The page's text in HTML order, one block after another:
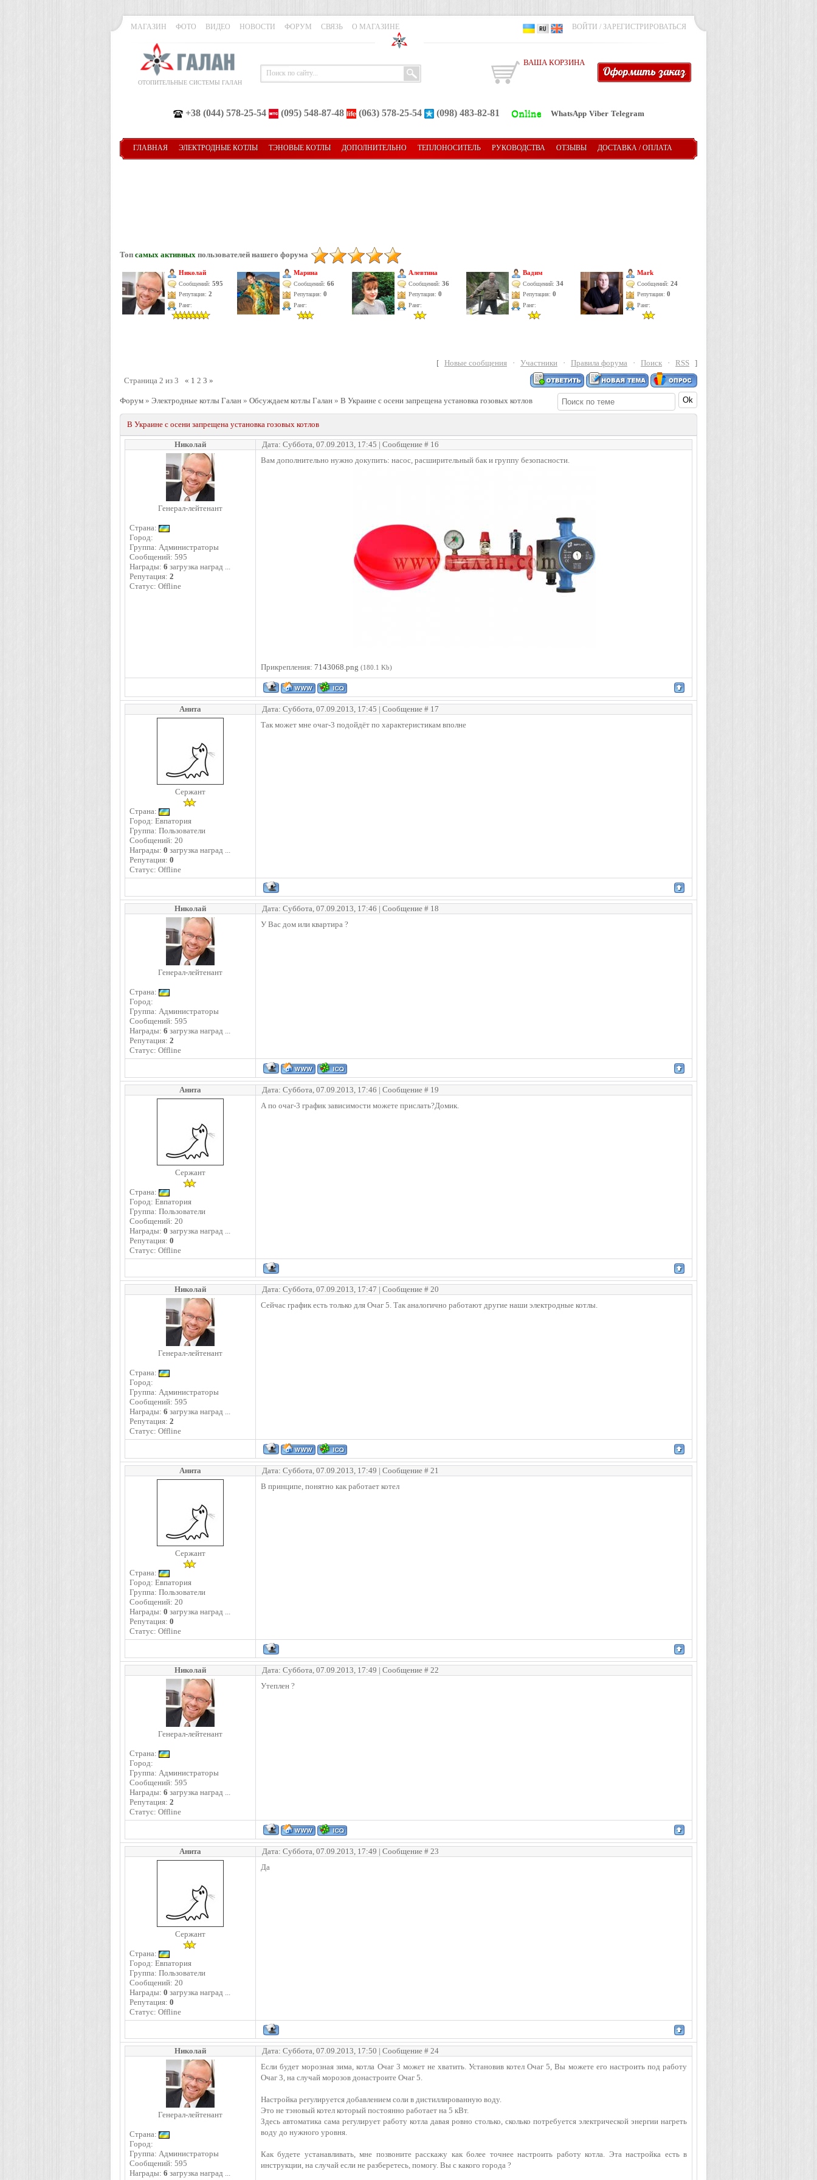
МАГАЗИН ФОТО ВИДЕО НОВОСТИ ФОРУМ СВЯЗЬ О МАГАЗИНЕ ВОЙТИ / ЗАРЕГИСТРИРОВАТЬСЯ
ОТОПИТЕЛЬНЫЕ СИСТЕМЫ ГАЛАН
Оформить заказ
ВАША КОРЗИНА
+38 (044) 578-25-54 (095) 548-87-48 (063) 578-25-54 (098) 483-82-81 WhatsApp Viber Telegram
ГЛАВНАЯ ЭЛЕКТРОДНЫЕ КОТЛЫ ТЭНОВЫЕ КОТЛЫ ДОПОЛНИТЕЛЬНО ТЕПЛОНОСИТЕЛЬ РУКОВОДСТВА ОТЗЫВЫ ДОСТАВКА / ОПЛАТА
Топ самых активных пользователей нашего форума
Николай
Сообщений: 595
Репутация: 2
Ранг:
Марина
Сообщений: 66
Репутация: 0
Ранг:
Алевтина
Сообщений: 36
Репутация: 0
Ранг:
Вадим
Сообщений: 34
Репутация: 0
Ранг:
Mark
Сообщений: 24
Репутация: 0
Ранг:
[ Новые сообщения · Участники · Правила форума · Поиск · RSS ]
Страница 2 из 3 « 1 2 3 »
Форум » Электродные котлы Галан » Обсуждаем котлы Галан » В Украине с осени запрещена установка гозовых котлов
В Украине с осени запрещена установка гозовых котлов
Николай Дата: Суббота, 07.09.2013, 17:45 | Сообщение # 16
Генерал-лейтенант
Страна:
Город:
Группа: Администраторы
Сообщений: 595
Награды: 6 загрузка наград ...
Репутация: 2
Статус: Offline
Вам дополнительно нужно докупить: насос, расширительный бак и группу безопасности.
Прикрепления: 7143068.png (180.1 Kb)
Анита Дата: Суббота, 07.09.2013, 17:45 | Сообщение # 17
Сержант
Страна:
Город: Евпатория
Группа: Пользователи
Сообщений: 20
Награды: 0 загрузка наград ...
Репутация: 0
Статус: Offline
Так может мне очаг-3 подойдёт по характеристикам вполне
Николай Дата: Суббота, 07.09.2013, 17:46 | Сообщение # 18
Генерал-лейтенант
Страна:
Город:
Группа: Администраторы
Сообщений: 595
Награды: 6 загрузка наград ...
Репутация: 2
Статус: Offline
У Вас дом или квартира ?
Анита Дата: Суббота, 07.09.2013, 17:46 | Сообщение # 19
Сержант
Страна:
Город: Евпатория
Группа: Пользователи
Сообщений: 20
Награды: 0 загрузка наград ...
Репутация: 0
Статус: Offline
А по очаг-3 график зависимости можете прислать?Домик.
Николай Дата: Суббота, 07.09.2013, 17:47 | Сообщение # 20
Генерал-лейтенант
Страна:
Город:
Группа: Администраторы
Сообщений: 595
Награды: 6 загрузка наград ...
Репутация: 2
Статус: Offline
Сейчас график есть только для Очаг 5. Так аналогично работают другие наши электродные котлы.
Анита Дата: Суббота, 07.09.2013, 17:49 | Сообщение # 21
Сержант
Страна:
Город: Евпатория
Группа: Пользователи
Сообщений: 20
Награды: 0 загрузка наград ...
Репутация: 0
Статус: Offline
В принципе, понятно как работает котел
Николай Дата: Суббота, 07.09.2013, 17:49 | Сообщение # 22
Генерал-лейтенант
Страна:
Город:
Группа: Администраторы
Сообщений: 595
Награды: 6 загрузка наград ...
Репутация: 2
Статус: Offline
Утеплен ?
Анита Дата: Суббота, 07.09.2013, 17:49 | Сообщение # 23
Сержант
Страна:
Город: Евпатория
Группа: Пользователи
Сообщений: 20
Награды: 0 загрузка наград ...
Репутация: 0
Статус: Offline
Да
Николай Дата: Суббота, 07.09.2013, 17:50 | Сообщение # 24
Генерал-лейтенант
Страна:
Город:
Группа: Администраторы
Сообщений: 595
Награды: 6 загрузка наград ...
Если будет морозная зима, котла Очаг 3 может не хватить. Установив котел Очаг 5, Вы можете его настроить под работу
Очаг 3, на случай морозов донастроите Очаг 5.
Настройка регулируется добавлением соли в дистиллированную воду.
Это не тэновый котел который постоянно работает на 5 кВт.
Здесь автоматика сама регулирует работу котла давая ровно столько, сколько потребуется электрической энергии нагреть
воду до нужного уровня.
Как будете устанавливать, мне позвоните расскажу как более точнее настроить работу котла. Эта настройка есть в
инструкции, на случай если не разберетесь, помогу. Вы с какого города ?